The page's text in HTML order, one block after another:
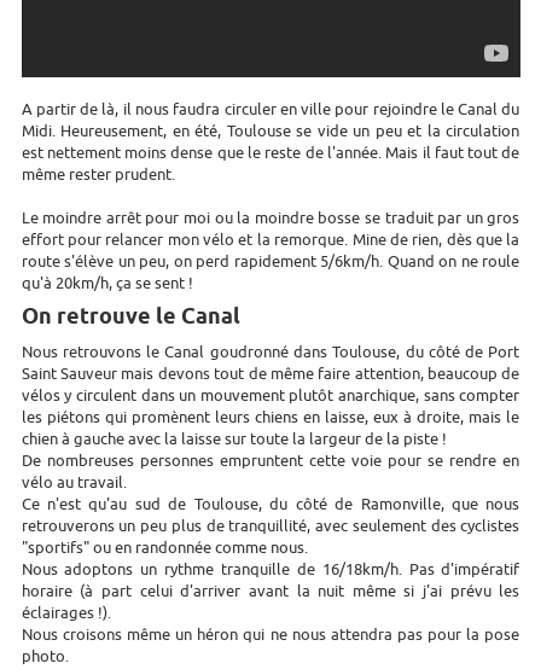
A partir de là, il nous faudra circuler en ville pour rejoindre le Canal du
Midi. Heureusement, en été, Toulouse se vide un peu et la circulation
est nettement moins dense que le reste de l'année. Mais il faut tout de
même rester prudent.
Le moindre arrêt pour moi ou la moindre bosse se traduit par un gros
effort pour relancer mon vélo et la remorque. Mine de rien, dès que la
route s'élève un peu, on perd rapidement 5/6km/h. Quand on ne roule
qu'à 20km/h, ça se sent !
On retrouve le Canal
Nous retrouvons le Canal goudronné dans Toulouse, du côté de Port
Saint Sauveur mais devons tout de même faire attention, beaucoup de
vélos y circulent dans un mouvement plutôt anarchique, sans compter
les piétons qui promènent leurs chiens en laisse, eux à droite, mais le
chien à gauche avec la laisse sur toute la largeur de la piste !
De nombreuses personnes empruntent cette voie pour se rendre en
vélo au travail.
Ce n'est qu'au sud de Toulouse, du côté de Ramonville, que nous
retrouverons un peu plus de tranquillité, avec seulement des cyclistes
"sportifs" ou en randonnée comme nous.
Nous adoptons un rythme tranquille de 16/18km/h. Pas d'impératif
horaire (à part celui d'arriver avant la nuit même si j'ai prévu les
éclairages !).
Nous croisons même un héron qui ne nous attendra pas pour la pose
photo.